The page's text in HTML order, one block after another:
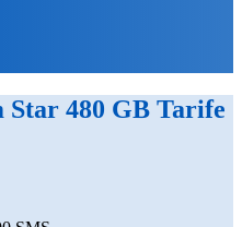
Star 480 GB Tarife